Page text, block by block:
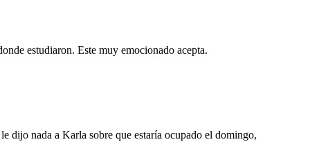
estudiaron. Este muy emocionado acepta.
dijo nada a Karla sobre que estaría ocupado el domingo,